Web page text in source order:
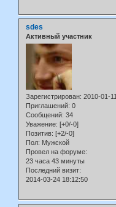
sdes
Активный участник
Зарегистрирован: 2010-01-11
Приглашений: 0
Сообщений: 34
Уважение: [+0/-0]
Позитив: [+2/-0]
Пол: Мужской
Провел на форуме:
23 часа 43 минуты
Последний визит:
2014-03-24 18:12:50